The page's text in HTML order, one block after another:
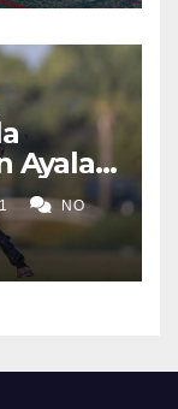
Ayala
NO